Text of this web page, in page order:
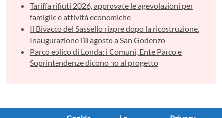
Tariffa rifiuti 2026, approvate le agevolazioni per
famiglie e attività economiche
Il Bivacco del Sassello riapre dopo la ricostruzione.
Inaugurazione l’8 agosto a San Godenzo
Parco eolico di Londa: i Comuni, Ente Parco e
Soprintendenze dicono no al progetto